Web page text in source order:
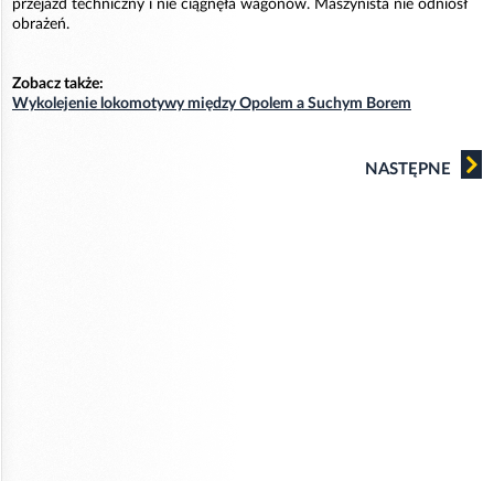
przejazd techniczny i nie ciągnęła wagonów. Maszynista nie odniósł
obrażeń.
Zobacz także:
Wykolejenie lokomotywy między Opolem a Suchym Borem
NASTĘPNE